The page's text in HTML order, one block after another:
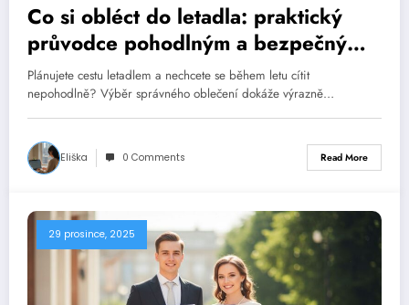
Co si obléct do letadla: praktický
průvodce pohodlným a bezpečným
oblečením
Plánujete cestu letadlem a nechcete se během letu cítit
nepohodlně? Výběr správného oblečení dokáže výrazně…
Eliška 0 Comments Read More
29 prosince, 2025